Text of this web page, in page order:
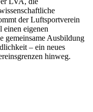
der Luftsportverein
eigenen
gemeinsame Ausbildung
– ein neues
hinweg.